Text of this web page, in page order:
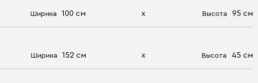
Ширина 100 см х Высота 95 см
Ширина 152 см х Высота 45 см